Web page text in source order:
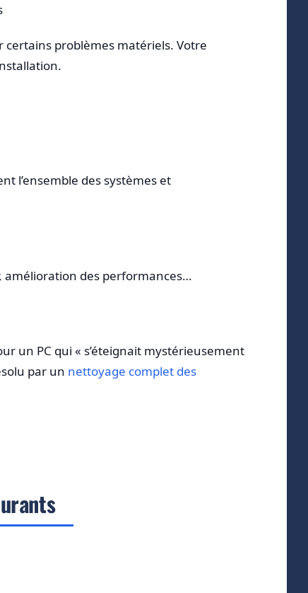
certains problèmes matériels. Votre
l’ensemble des systèmes et
amélioration des performances…
un PC qui « s’éteignait mystérieusement
par un nettoyage complet des